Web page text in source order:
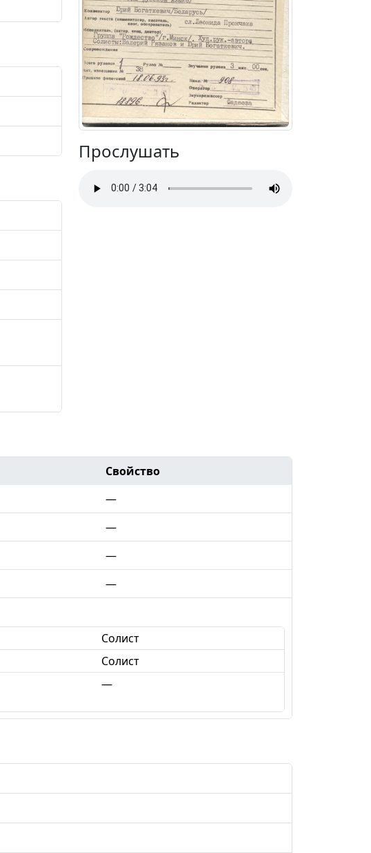
Прослушать
Свойство
—
—
—
—
Солист
Солист
—